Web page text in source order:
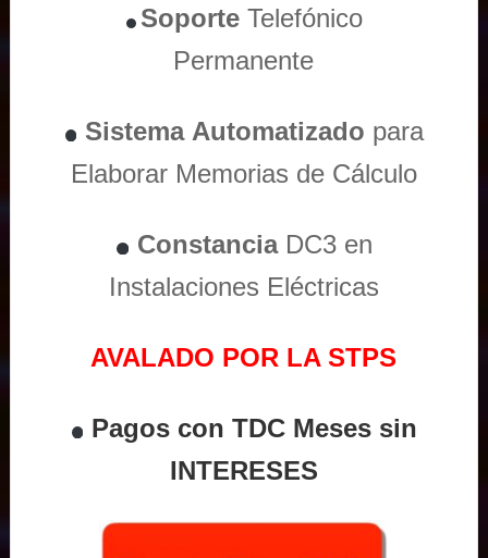
Soporte Telefónico
Permanente
Sistema Automatizado para
Elaborar Memorias de Cálculo
ConstanciaDC3 en
Instalaciones Eléctricas
AVALADO POR LA STPS
Pagos con TDC Meses sin
INTERESES